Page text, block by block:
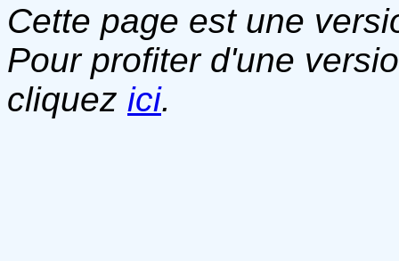
Cette page est une
Pour profiter d'une
cliquez ici.